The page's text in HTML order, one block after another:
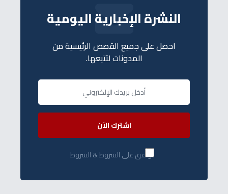
النشرة الإخبارية اليومية
احصل على جميع القصص الرئيسية من
المدونات لتتبعها.
اشترك الآن
أوافق على الشروط & الشروط